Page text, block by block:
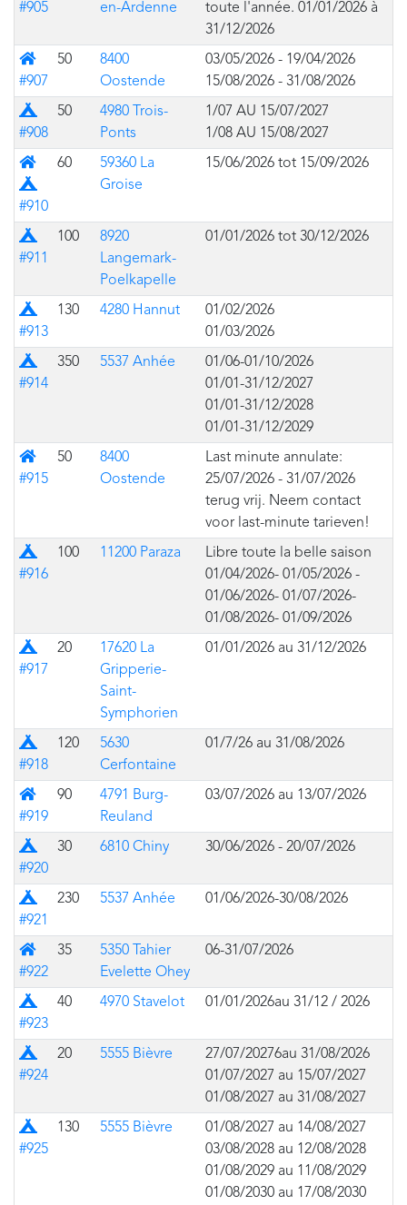
#905
en-Ardenne
toute l'année. 01/01/2026 à
31/12/2026
Bâtiment
#907
50
8400
Oostende
03/05/2026 - 19/04/2026
15/08/2026 - 31/08/2026
Prairie
#908
50
4980 Trois-
Ponts
1/07 AU 15/07/2027
1/08 AU 15/08/2027
Mixte (bâtiment avec prairie pour des tentes)
#910
60
59360 La
Groise
15/06/2026 tot 15/09/2026
Prairie
#911
100
8920
Langemark-
Poelkapelle
01/01/2026 tot 30/12/2026
Prairie
#913
130 4280 Hannut
01/02/2026
01/03/2026
Prairie
#914
350 5537 Anhée
01/06-01/10/2026
01/01-31/12/2027
01/01-31/12/2028
01/01-31/12/2029
Bâtiment
#915
50
8400
Oostende
Last minute annulate:
25/07/2026 - 31/07/2026
terug vrij. Neem contact
voor last-minute tarieven!
Prairie
#916
100 11200 Paraza
Libre toute la belle saison
01/04/2026- 01/05/2026 -
01/06/2026- 01/07/2026-
01/08/2026- 01/09/2026
Prairie
#917
20
17620 La
Gripperie-
Saint-
Symphorien
01/01/2026 au 31/12/2026
Prairie
#918
120
5630
Cerfontaine
01/7/26 au 31/08/2026
Bâtiment
#919
90
4791 Burg-
Reuland
03/07/2026 au 13/07/2026
Prairie
#920
30 6810 Chiny 30/06/2026 - 20/07/2026
Prairie
#921
230 5537 Anhée 01/06/2026-30/08/2026
Bâtiment
#922
35
5350 Tahier
Evelette Ohey
06-31/07/2026
Prairie
#923
40 4970 Stavelot 01/01/2026au 31/12 / 2026
Prairie
#924
20 5555 Bièvre
27/07/20276au 31/08/2026
01/07/2027 au 15/07/2027
01/08/2027 au 31/08/2027
Prairie
#925
130 5555 Bièvre
01/08/2027 au 14/08/2027
03/08/2028 au 12/08/2028
01/08/2029 au 11/08/2029
01/08/2030 au 17/08/2030